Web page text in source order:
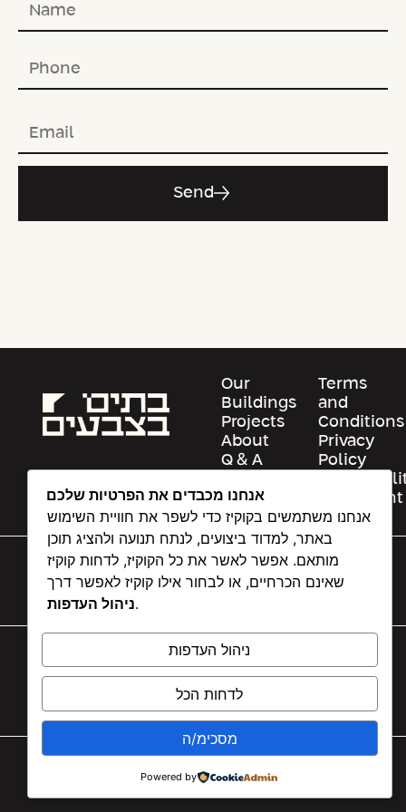
Send
Our
Buildings
Projects
About
Q & A
Us
Terms
and
Conditions
Privacy
Policy
Statement
ANAT@COLOREDBUILDINGS.CO.IL
37 NAHAL AYALON STREET, TEL AVIV | +972 50 544
DEVELOPED BY SO MEDIA
אנחנו מכבדים את הפרטיות שלכם
אנחנו משתמשים בקוקיז כדי לשפר את חוויית השימוש
באתר, למדוד ביצועים, לנתח תנועה ולהציג תוכן
מותאם. אפשר לאשר את כל הקוקיז, לדחות קוקיז
שאינם הכרחיים, או לבחור אילו קוקיז לאפשר דרך
ניהול העדפות.
ניהול העדפות
לדחות הכל
מסכימ/ה
Powered by